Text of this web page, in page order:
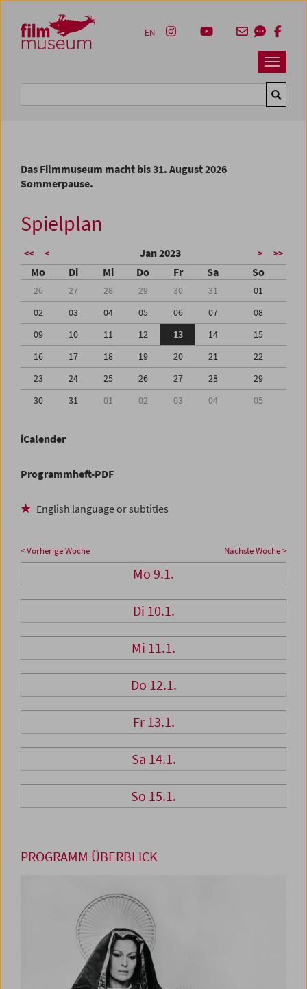
Zum Inhalt
Zum Hauptmenü
Zur Servicenavigation
Zum Suche
Navbar
EN
Das Filmmuseum macht bis 31. August 2026
Sommerpause.
Spielplan
<< < Jan 2023 > >>
Mo Di Mi Do Fr Sa So
26 27 28 29 30 31
01
02
03 04 05 06 07
08
09
10 11 12 13 14
15
16
17 18 19 20 21
22
23
24 25 26 27 28
29
30
31 01 02 03 04 05
iCalender
Programmheft-PDF
English language or subtitles
< Vorherige Woche Nächste Woche >
Mo 9.1.
Di 10.1.
Mi 11.1.
Do 12.1.
Fr 13.1.
Sa 14.1.
So 15.1.
PROGRAMM ÜBERBLICK